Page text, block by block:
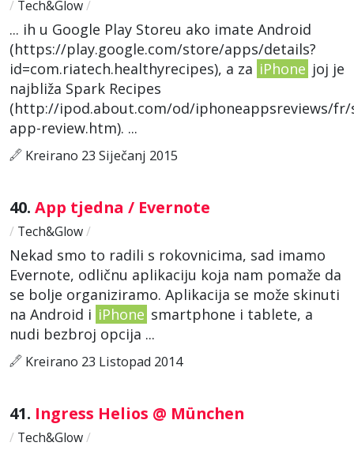
/ Tech&Glow/
... ih u Google Play Storeu ako imate Android
(https://play.google.com/store/apps/details?
id=com.riatech.healthyrecipes), a za iPhone joj je
najbliža Spark Recipes
(http://ipod.about.com/od/iphoneappsreviews/fr/
app-review.htm). ...
Kreirano 23 Siječanj 2015
40. App tjedna / Evernote
/ Tech&Glow/
Nekad smo to radili s rokovnicima, sad imamo
Evernote, odličnu aplikaciju koja nam pomaže da
se bolje organiziramo. Aplikacija se može skinuti
na Android i iPhone smartphone i tablete, a
nudi bezbroj opcija ...
Kreirano 23 Listopad 2014
41. Ingress Helios @ München
/ Tech&Glow/